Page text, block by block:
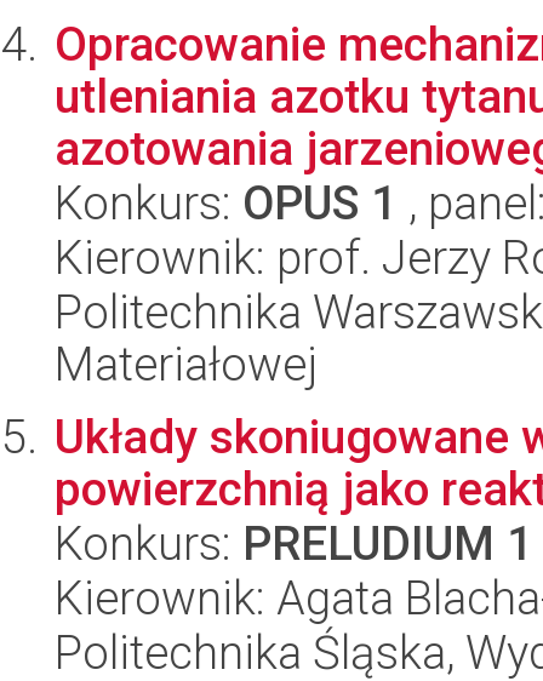
Opracowanie
utleniania azotku
azotowania
Konkurs: OPUS 1 ,
Kierownik: prof. Jerzy
Politechnika
Materiałowej
Układy skoniugowane
powierzchnią jako
Konkurs: PRELUDIUM 1
Kierownik: Agata
Politechnika Śląska,